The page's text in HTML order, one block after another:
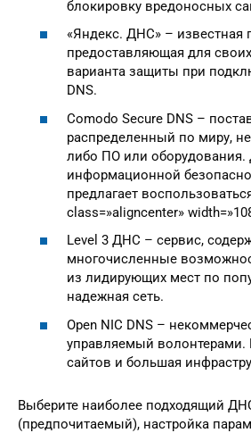
блокировку вредоносных
«Яндекс. ДНС» – известная
предоставляющая для
варианта защиты при
DNS.
Comodo Secure DNS –
распределенный по миру, не
либо ПО или оборудования.
информационной
предлагает
class=»aligncenter»
Level 3 ДНС – сервис,
многочисленные
из лидирующих мест по
надежная сеть.
Open NIC DNS –
управляемый волонтерами.
сайтов и большая
Выберите наиболее подходящий
(предпочитаемый), настройка